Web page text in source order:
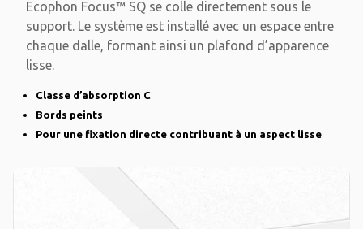
Ecophon Focus™ SQ se colle directement sous le
support. Le système est installé avec un espace entre
chaque dalle, formant ainsi un plafond d’apparence
lisse.
Classe d’absorption C
Bords peints
Pour une fixation directe contribuant à un aspect lisse